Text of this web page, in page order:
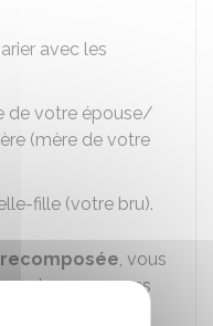
avec les
de votre épouse/
(mère de votre
fille (votre bru).
, vous
les personnes